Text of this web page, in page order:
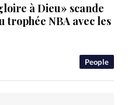
People
à Dieu» scande
NBA avec les